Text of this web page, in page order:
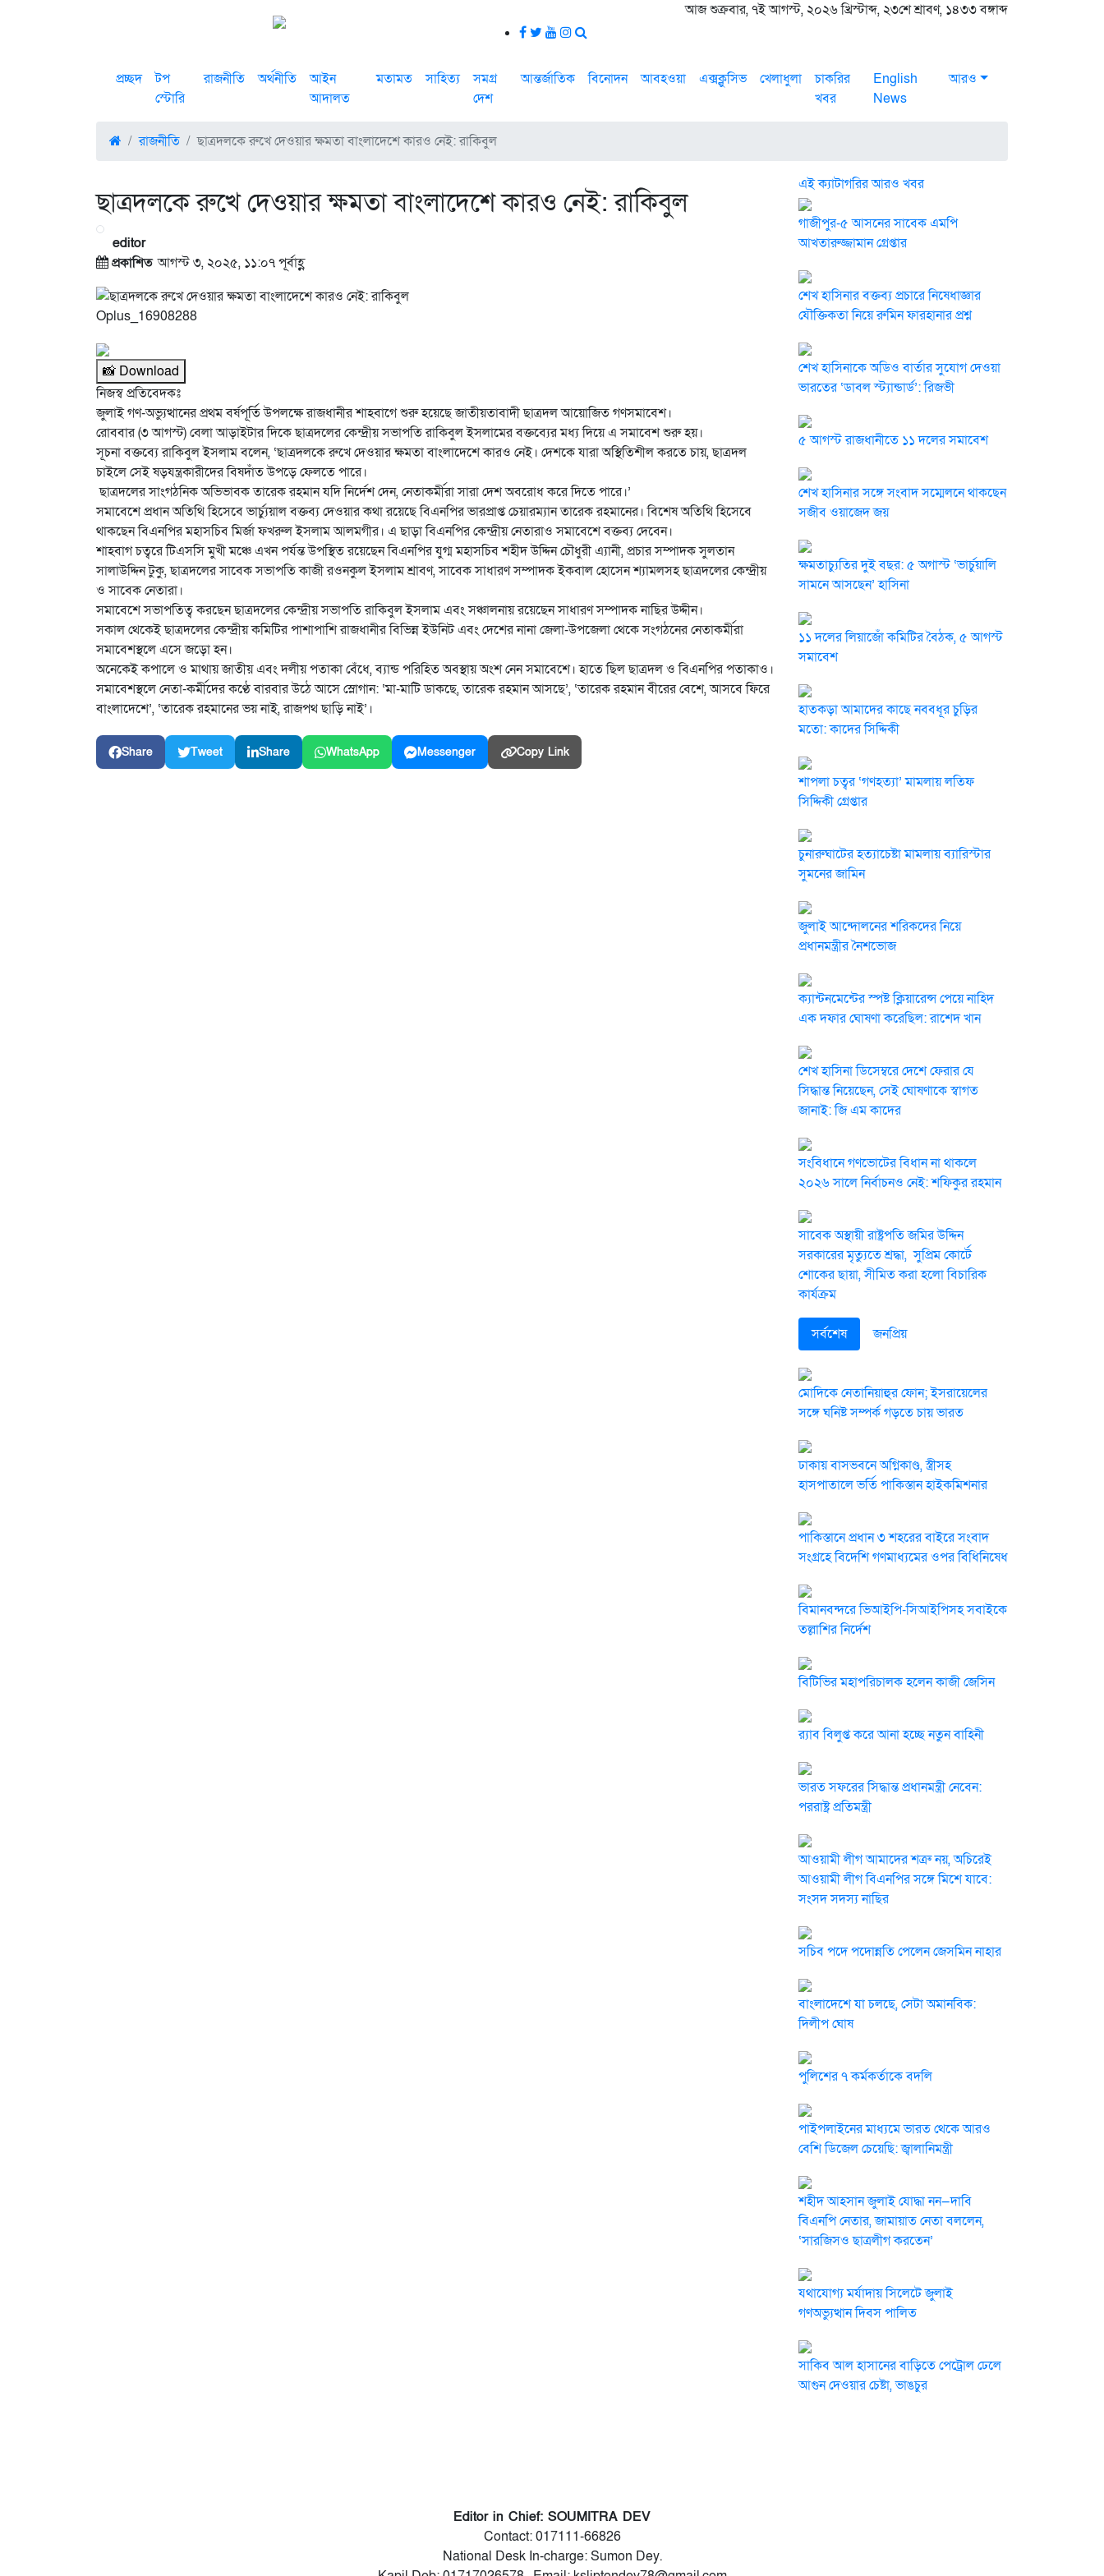
আজ শুক্রবার, ৭ই আগস্ট, ২০২৬ খ্রিস্টাব্দ, ২৩শে শ্রাবণ, ১৪৩৩ বঙ্গাব্দ
প্রচ্ছদ
টপ
স্টোরি
রাজনীতি অর্থনীতি
আইন
আদালত
মতামত সাহিত্য
সমগ্র
দেশ
আন্তর্জাতিক বিনোদন আবহওয়া এক্সক্লুসিভ খেলাধুলা
চাকরির
খবর
English
News
আরও
রাজনীতি ছাত্রদলকে রুখে দেওয়ার ক্ষমতা বাংলাদেশে কারও নেই: রাকিবুল
ছাত্রদলকে রুখে দেওয়ার ক্ষমতা বাংলাদেশে কারও নেই: রাকিবুল
editor
প্রকাশিতআগস্ট ৩, ২০২৫, ১১:০৭ পূর্বাহ্ণ
Oplus_16908288
📸 Download
নিজস্ব প্রতিবেদকঃ
জুলাই গণ-অভ্যুত্থানের প্রথম বর্ষপূর্তি উপলক্ষে রাজধানীর শাহবাগে শুরু হয়েছে জাতীয়তাবাদী ছাত্রদল আয়োজিত গণসমাবেশ।
রোববার (৩ আগস্ট) বেলা আড়াইটার দিকে ছাত্রদলের কেন্দ্রীয় সভাপতি রাকিবুল ইসলামের বক্তব্যের মধ্য দিয়ে এ সমাবেশ শুরু হয়।
সূচনা বক্তব্যে রাকিবুল ইসলাম বলেন, ‘ছাত্রদলকে রুখে দেওয়ার ক্ষমতা বাংলাদেশে কারও নেই। দেশকে যারা অস্থিতিশীল করতে চায়, ছাত্রদল
চাইলে সেই ষড়যন্ত্রকারীদের বিষদাঁত উপড়ে ফেলতে পারে।
ছাত্রদলের সাংগঠনিক অভিভাবক তারেক রহমান যদি নির্দেশ দেন, নেতাকর্মীরা সারা দেশ অবরোধ করে দিতে পারে।’
সমাবেশে প্রধান অতিথি হিসেবে ভার্চ্যুয়াল বক্তব্য দেওয়ার কথা রয়েছে বিএনপির ভারপ্রাপ্ত চেয়ারম্যান তারেক রহমানের। বিশেষ অতিথি হিসেবে
থাকছেন বিএনপির মহাসচিব মির্জা ফখরুল ইসলাম আলমগীর। এ ছাড়া বিএনপির কেন্দ্রীয় নেতারাও সমাবেশে বক্তব্য দেবেন।
শাহবাগ চত্বরে টিএসসি মুখী মঞ্চে এখন পর্যন্ত উপস্থিত রয়েছেন বিএনপির যুগ্ম মহাসচিব শহীদ উদ্দিন চৌধুরী এ্যানী, প্রচার সম্পাদক সুলতান
সালাউদ্দিন টুকু, ছাত্রদলের সাবেক সভাপতি কাজী রওনকুল ইসলাম শ্রাবণ, সাবেক সাধারণ সম্পাদক ইকবাল হোসেন শ্যামলসহ ছাত্রদলের কেন্দ্রীয়
ও সাবেক নেতারা।
সমাবেশে সভাপতিত্ব করছেন ছাত্রদলের কেন্দ্রীয় সভাপতি রাকিবুল ইসলাম এবং সঞ্চালনায় রয়েছেন সাধারণ সম্পাদক নাছির উদ্দীন।
সকাল থেকেই ছাত্রদলের কেন্দ্রীয় কমিটির পাশাপাশি রাজধানীর বিভিন্ন ইউনিট এবং দেশের নানা জেলা-উপজেলা থেকে সংগঠনের নেতাকর্মীরা
সমাবেশস্থলে এসে জড়ো হন।
অনেকেই কপালে ও মাথায় জাতীয় এবং দলীয় পতাকা বেঁধে, ব্যান্ড পরিহিত অবস্থায় অংশ নেন সমাবেশে। হাতে ছিল ছাত্রদল ও বিএনপির পতাকাও।
সমাবেশস্থলে নেতা-কর্মীদের কণ্ঠে বারবার উঠে আসে স্লোগান: ‘মা-মাটি ডাকছে, তারেক রহমান আসছে’, ‘তারেক রহমান বীরের বেশে, আসবে ফিরে
বাংলাদেশে’, ‘তারেক রহমানের ভয় নাই, রাজপথ ছাড়ি নাই’।
Share Tweet Share WhatsApp Messenger Copy Link
এই ক্যাটাগরির আরও খবর
গাজীপুর-৫ আসনের সাবেক এমপি
আখতারুজ্জামান গ্রেপ্তার
শেখ হাসিনার বক্তব্য প্রচারে নিষেধাজ্ঞার
যৌক্তিকতা নিয়ে রুমিন ফারহানার প্রশ্ন
শেখ হাসিনাকে অডিও বার্তার সুযোগ দেওয়া
ভারতের ‘ডাবল স্ট্যান্ডার্ড’: রিজভী
৫ আগস্ট রাজধানীতে ১১ দলের সমাবেশ
শেখ হাসিনার সঙ্গে সংবাদ সম্মেলনে থাকছেন
সজীব ওয়াজেদ জয়
ক্ষমতাচ্যুতির দুই বছর: ৫ অগাস্ট ‘ভার্চুয়ালি
সামনে আসছেন’ হাসিনা
১১ দলের লিয়াজোঁ কমিটির বৈঠক, ৫ আগস্ট
সমাবেশ
হাতকড়া আমাদের কাছে নববধূর চুড়ির
মতো: কাদের সিদ্দিকী
শাপলা চত্বর ‘গণহত্যা’ মামলায় লতিফ
সিদ্দিকী গ্রেপ্তার
চুনারুঘাটের হত্যাচেষ্টা মামলায় ব্যারিস্টার
সুমনের জামিন
জুলাই আন্দোলনের শরিকদের নিয়ে
প্রধানমন্ত্রীর নৈশভোজ
ক্যান্টনমেন্টের স্পষ্ট ক্লিয়ারেন্স পেয়ে নাহিদ
এক দফার ঘোষণা করেছিল: রাশেদ খান
শেখ হাসিনা ডিসেম্বরে দেশে ফেরার যে
সিদ্ধান্ত নিয়েছেন, সেই ঘোষণাকে স্বাগত
জানাই: জি এম কাদের
সংবিধানে গণভোটের বিধান না থাকলে
২০২৬ সালে নির্বাচনও নেই: শফিকুর রহমান
সাবেক অস্থায়ী রাষ্ট্রপতি জমির উদ্দিন
সরকারের মৃত্যুতে শ্রদ্ধা, সুপ্রিম কোর্টে
শোকের ছায়া, সীমিত করা হলো বিচারিক
কার্যক্রম
সর্বশেষ জনপ্রিয়
মোদিকে নেতানিয়াহুর ফোন; ইসরায়েলের
সঙ্গে ঘনিষ্ট সম্পর্ক গড়তে চায় ভারত
ঢাকায় বাসভবনে অগ্নিকাণ্ড, স্ত্রীসহ
হাসপাতালে ভর্তি পাকিস্তান হাইকমিশনার
পাকিস্তানে প্রধান ৩ শহরের বাইরে সংবাদ
সংগ্রহে বিদেশি গণমাধ্যমের ওপর বিধিনিষেধ
বিমানবন্দরে ভিআইপি-সিআইপিসহ সবাইকে
তল্লাশির নির্দেশ
বিটিভির মহাপরিচালক হলেন কাজী জেসিন
র‍্যাব বিলুপ্ত করে আনা হচ্ছে নতুন বাহিনী
ভারত সফরের সিদ্ধান্ত প্রধানমন্ত্রী নেবেন:
পররাষ্ট্র প্রতিমন্ত্রী
আওয়ামী লীগ আমাদের শত্রু নয়, অচিরেই
আওয়ামী লীগ বিএনপির সঙ্গে মিশে যাবে:
সংসদ সদস্য নাছির
সচিব পদে পদোন্নতি পেলেন জেসমিন নাহার
বাংলাদেশে যা চলছে, সেটা অমানবিক:
দিলীপ ঘোষ
পুলিশের ৭ কর্মকর্তাকে বদলি
পাইপলাইনের মাধ্যমে ভারত থেকে আরও
বেশি ডিজেল চেয়েছি: জ্বালানিমন্ত্রী
শহীদ আহসান জুলাই যোদ্ধা নন—দাবি
বিএনপি নেতার, জামায়াত নেতা বললেন,
‘সারজিসও ছাত্রলীগ করতেন’
যথাযোগ্য মর্যাদায় সিলেটে জুলাই
গণঅভ্যুত্থান দিবস পালিত
সাকিব আল হাসানের বাড়িতে পেট্রোল ঢেলে
আগুন দেওয়ার চেষ্টা, ভাঙচুর
Editor in Chief: SOUMITRA DEV
Contact: 017111-66826
National Desk In-charge: Sumon Dey.